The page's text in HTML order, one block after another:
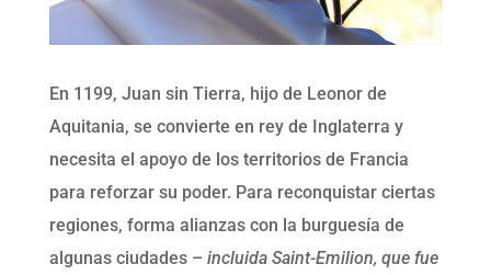
En 1199, Juan sin Tierra, hijo de Leonor de
Aquitania, se convierte en rey de Inglaterra y
necesita el apoyo de los territorios de Francia
para reforzar su poder. Para reconquistar ciertas
regiones, forma alianzas con la burguesía de
algunas ciudades – incluida Saint-Emilion, que fue